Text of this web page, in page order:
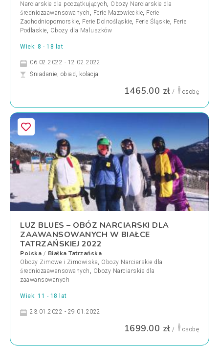
Narciarskie dla początkujących, Obozy Narciarskie dla
średniozaawansowanych , Ferie Mazowieckie, Ferie
Zachodniopomorskie, Ferie Dolnośląskie, Ferie Śląskie, Ferie
Podlaskie, Obozy dla Maluszków
Wiek: 8 - 18 lat
06.02.2022 - 12.02.2022
Śniadanie, obiad, kolacja
1465.00 zł / osobę
LUZ BLUES – OBÓZ NARCIARSKI DLA
ZAAWANSOWANYCH W BIAŁCE
TATRZAŃSKIEJ 2022
Polska / Białka Tatrzańska
Obozy Zimowe i Zimowiska, Obozy Narciarskie dla
średniozaawansowanych , Obozy Narciarskie dla
zaawansowanych
Wiek: 11 - 18 lat
23.01.2022 - 29.01.2022
1699.00 zł / osobę